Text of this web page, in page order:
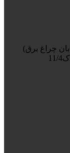
چراغ برق)
4